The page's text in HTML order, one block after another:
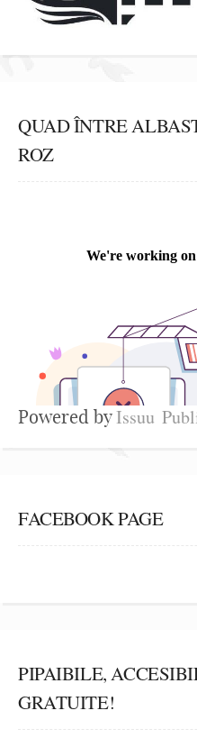
QUAD ÎNTRE
ROZ
Powered byIssuu
FACEBOOK PAGE
PIPAIBILE,
GRATUITE!